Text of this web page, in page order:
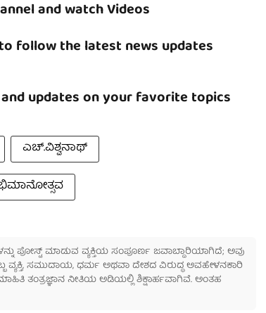
and watch Videos
to follow the latest news updates
updates on your favorite topics
ಎಚ್.ವಿಶ್ವನಾಥ್
ಪೋಸ್ಟ್ ಮಾಡುವ ವ್ಯಕ್ತಿಯ ಸಂಪೂರ್ಣ ಜವಾಬ್ದಾರಿಯಾಗಿದೆ; ಅವು
ವ್ಯಕ್ತಿ, ಸಮುದಾಯ, ಧರ್ಮ ಅಥವಾ ದೇಶದ ವಿರುದ್ಧ ಅವಹೇಳನಕಾರಿ
ತಂತ್ರಜ್ಞಾನ ನೀತಿಯ ಅಡಿಯಲ್ಲಿ ಶಿಕ್ಷಾರ್ಹವಾಗಿವೆ. ಅಂತಹ